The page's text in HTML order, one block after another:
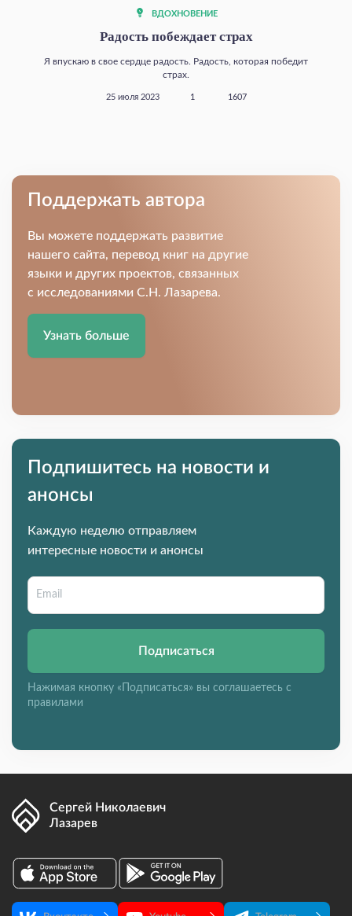
ВДОХНОВЕНИЕ
Радость побеждает страх
Я впускаю в свое сердце радость. Радость, которая победит
страх.
25 июля 2023 1 1607
Поддержать автора
Вы можете поддержать развитие
нашего сайта, перевод книг на другие
языки и других проектов, связанных
с исследованиями С.Н. Лазарева.
Узнать больше
Подпишитесь на новости и
анонсы
Каждую неделю отправляем
интересные новости и анонсы
Подписаться
Нажимая кнопку «Подписаться» вы соглашаетесь с
правилами
Сергей Николаевич
Лазарев